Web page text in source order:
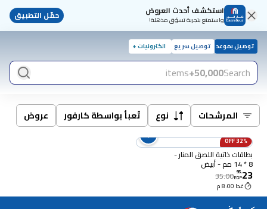
استكشف أحدث العروض
واستمتع بتجربة تسوّق مذهلة! حمّل التطبيق
توصيل بموعد توصيل سريع الكترونيات +
Search
50,000+
items
المرشحات نوع تُعبأ بواسطة كارفور عروض
32% OFF
بطاقات ذاتية اللصق المنار -
8 * 14 مم - أبيض
23
.
95
EGP
35.00
غدا 8:00 م